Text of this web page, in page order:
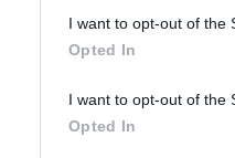
I want to opt-out of the
Opted In
I want to opt-out of the
Opted In